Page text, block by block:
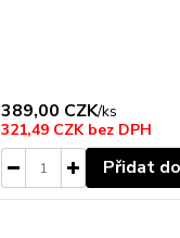
389,00 CZK/ks
321,49 CZK bez DPH
Přidat